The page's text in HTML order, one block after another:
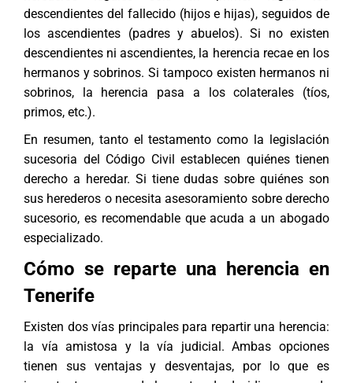
descendientes del fallecido (hijos e hijas), seguidos de
los ascendientes (padres y abuelos). Si no existen
descendientes ni ascendientes, la herencia recae en los
hermanos y sobrinos. Si tampoco existen hermanos ni
sobrinos, la herencia pasa a los colaterales (tíos,
primos, etc.).
En resumen, tanto el testamento como la legislación
sucesoria del Código Civil establecen quiénes tienen
derecho a heredar. Si tiene dudas sobre quiénes son
sus herederos o necesita asesoramiento sobre derecho
sucesorio, es recomendable que acuda a un abogado
especializado.
Cómo se reparte una herencia en
Tenerife
Existen dos vías principales para repartir una herencia:
la vía amistosa y la vía judicial. Ambas opciones
tienen sus ventajas y desventajas, por lo que es